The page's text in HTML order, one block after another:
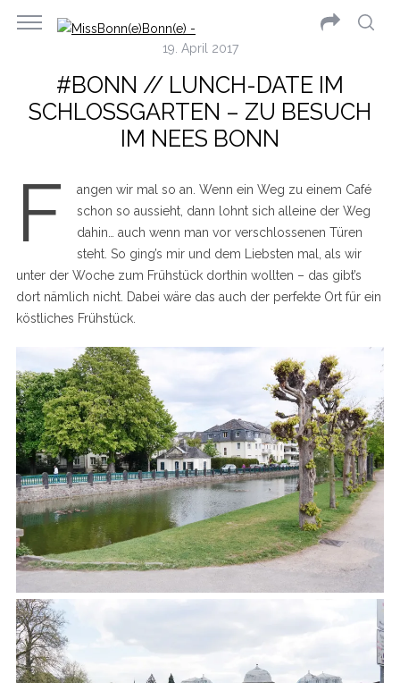
19. April 2017
#BONN // LUNCH-DATE IM
SCHLOSSGARTEN – ZU BESUCH
IM NEES BONN
F
angen wir mal so an. Wenn ein Weg zu einem Café
schon so aussieht, dann lohnt sich alleine der Weg
dahin… auch wenn man vor verschlossenen Türen
steht. So ging’s mir und dem Liebsten mal, als wir
unter der Woche zum Frühstück dorthin wollten – das gibt’s
dort nämlich nicht. Dabei wäre das auch der perfekte Ort für ein
köstliches Frühstück.